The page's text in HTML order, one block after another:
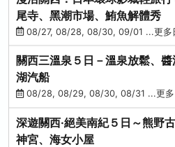
尾寺、黑潮市場、鮪魚解體秀
08/27, 08/28, 08/30, 09/01 ...更多
關西三溫泉５日－溫泉放鬆、
湖汽船
08/28, 08/29, 08/30, 08/31 ...更多
深遊關西·絕美南紀５日～熊野
神宮、海女小屋